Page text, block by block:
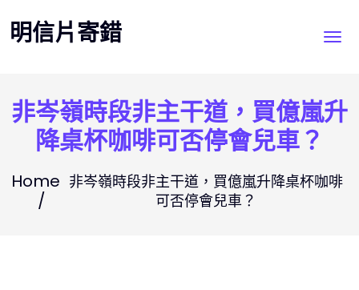
to
content
明信片寄錯
非岑嶺時段非主干道，買億嵐升
降桌杯咖啡可否停會兒車？
Home 非岑嶺時段非主干道，買億嵐升降桌杯咖啡
可否停會兒車？